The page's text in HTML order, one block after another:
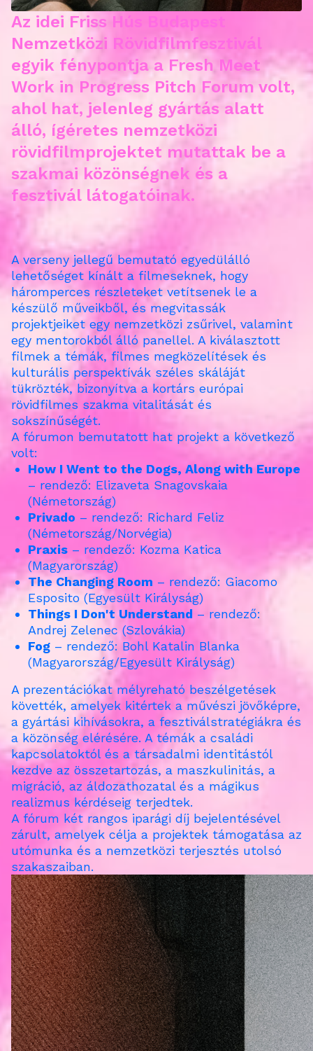
Az idei Friss Hús Budapest
Nemzetközi Rövidfilmfesztivál
egyik fénypontja a Fresh Meet
Work in Progress Pitch Forum volt,
ahol hat, jelenleg gyártás alatt
álló, ígéretes nemzetközi
rövidfilmprojektet mutattak be a
szakmai közönségnek és a
fesztivál látogatóinak.
A verseny jellegű bemutató egyedülálló
lehetőséget kínált a filmeseknek, hogy
háromperces részleteket vetítsenek le a
készülő műveikből, és megvitassák
projektjeiket egy nemzetközi zsűrivel, valamint
egy mentorokból álló panellel. A kiválasztott
filmek a témák, filmes megközelítések és
kulturális perspektívák széles skáláját
tükrözték, bizonyítva a kortárs európai
rövidfilmes szakma vitalitását és
sokszínűségét.
A fórumon bemutatott hat projekt a következő
volt:
How I Went to the Dogs, Along with Europe
– rendező: Elizaveta Snagovskaia
(Németország)
Privado – rendező: Richard Feliz
(Németország/Norvégia)
Praxis – rendező: Kozma Katica
(Magyarország)
The Changing Room – rendező: Giacomo
Esposito (Egyesült Királyság)
Things I Don't Understand – rendező:
Andrej Zelenec (Szlovákia)
Fog – rendező: Bohl Katalin Blanka
(Magyarország/Egyesült Királyság)
A prezentációkat mélyreható beszélgetések
követték, amelyek kitértek a művészi jövőképre,
a gyártási kihívásokra, a fesztiválstratégiákra és
a közönség elérésére. A témák a családi
kapcsolatoktól és a társadalmi identitástól
kezdve az összetartozás, a maszkulinitás, a
migráció, az áldozathozatal és a mágikus
realizmus kérdéseig terjedtek.
A fórum két rangos iparági díj bejelentésével
zárult, amelyek célja a projektek támogatása az
utómunka és a nemzetközi terjesztés utolsó
szakaszaiban.